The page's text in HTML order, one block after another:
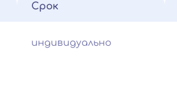
Срок
индивидуально